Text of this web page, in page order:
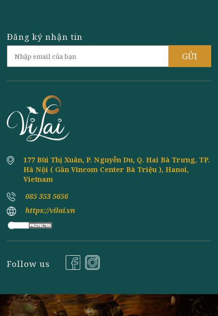
VÀ TINH THẦN
Trong những năm gần đây, ăn chay không còn là lựa
chọn riêng của tôn giáo mà đã trở thành lối sống ...
ĂN CHAY TÂM AN: GÓC NHÌN TÂM LÝ HỌC
VỀ SỰ AN YÊN TỪ BỮA ĂN CHAY
Trong nhịp sống hiện đại đầy áp lực, con người ngày
càng quan tâm nhiều hơn đến sức khỏe tinh thần. ...
VAI TRÒ CỦA NẤM TRONG MÓN CHAY ẨM
Trong dòng chảy của ẩm thực chay Việt Nam, nấm
luôn giữ một vị trí đặc biệt. Không chỉ đóng vai trò ...
Đăng ký nhận tin